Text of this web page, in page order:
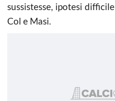
sussistesse, ipotesi
Col e Masi.